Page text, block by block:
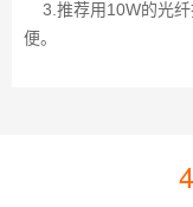
3.推荐用10W的光纤
便。